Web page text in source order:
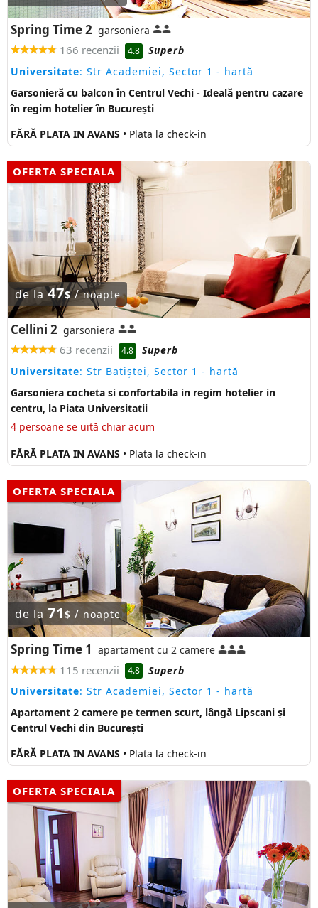
Spring Time 2 garsoniera
166 recenzii 4.8
Superb
Universitate: Str Academiei, Sector 1 - hartă
Garsonieră cu balcon în Centrul Vechi - Ideală pentru cazare
în regim hotelier în București
FĂRĂ PLATA IN AVANS • Plata la check-in
OFERTA SPECIALA
de la47$/noapte
Cellini 2 garsoniera
63 recenzii 4.8
Superb
Universitate: Str Batiștei, Sector 1 - hartă
Garsoniera cocheta si confortabila in regim hotelier in
centru, la Piata Universitatii
4 persoane se uită chiar acum
FĂRĂ PLATA IN AVANS • Plata la check-in
OFERTA SPECIALA
de la 71$ / noapte
Spring Time 1 apartament cu 2 camere
115 recenzii 4.8
Superb
Universitate: Str Academiei, Sector 1 - hartă
Apartament 2 camere pe termen scurt, lângă Lipscani și
Centrul Vechi din București
FĂRĂ PLATA IN AVANS • Plata la check-in
OFERTA SPECIALA